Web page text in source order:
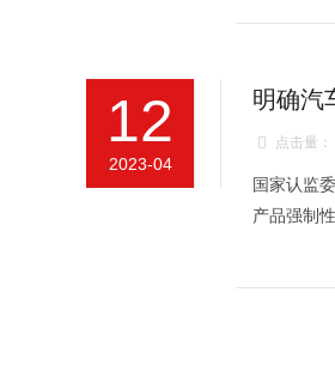
12
2023-04
明确汽
 点击量
国家认监
产品强制